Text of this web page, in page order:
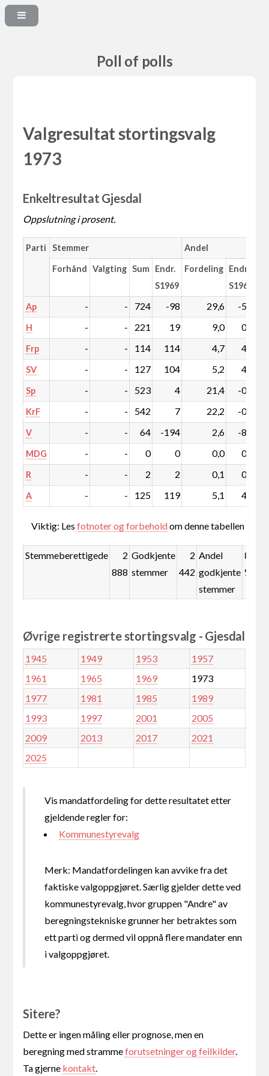
Poll of polls
Valgresultat stortingsvalg
1973
Enkeltresultat Gjesdal
Oppslutning i prosent.
Parti Stemmer Andel
Forhånd Valgting Sum Endr.
S1969
Fordeling Endr.
S1969
Ap - - 724 -98 29,6 -5,1
H - - 221 19 9,0 0,5
Frp - - 114 114 4,7 4,7
SV - - 127 104 5,2 4,2
Sp - - 523 4 21,4 -0,5
KrF - - 542 7 22,2 -0,4
V - - 64 -194 2,6 -8,3
MDG - - 0 0 0,0 0,0
R - - 2 2 0,1 0,1
A - - 125 119 5,1 4,9
Viktig: Lesfotnoter og forbeholdom denne tabellen
Stemmeberettigede
2
888
Godkjente
stemmer
2
442
Andel
godkjente
stemmer
84,6
%
Øvrige registrerte stortingsvalg - Gjesdal
1945 1949 1953
1957
1961
1965 1969
1973
1977
1981 1985
1989
1993
1997 2001
2005
2009
2013 2017
2021
2025
Vis mandatfordeling for dette resultatet etter
gjeldende regler for:
Kommunestyrevalg
Merk: Mandatfordelingen kan avvike fra det
faktiske valgoppgjøret. Særlig gjelder dette ved
kommunestyrevalg, hvor gruppen "Andre" av
beregningstekniske grunner her betraktes som
ett parti og dermed vil oppnå flere mandater enn
i valgoppgjøret.
Sitere?
Dette er ingen måling eller prognose, men en
beregning med strammeforutsetninger og feilkilder.
Ta gjerne kontakt.